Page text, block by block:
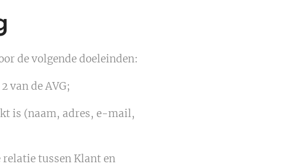
de volgende doeleinden:
van de AVG;
is (naam, adres, e-mail,
tussen Klant en